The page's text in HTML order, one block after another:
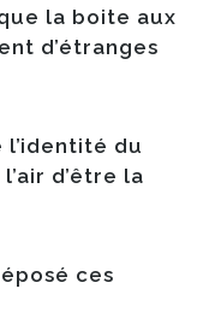
la boite aux
d’étranges
du
d’être la
ces